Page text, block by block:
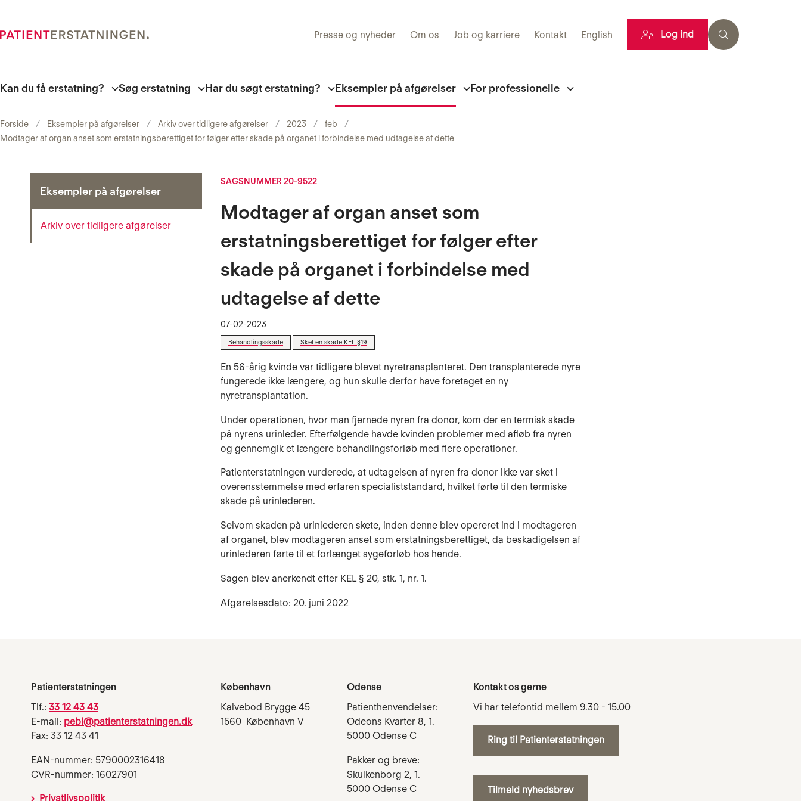
Presse og nyheder Om os Job og karriere Kontakt English Log ind
Kan du få erstatning? Søg erstatning Har du søgt erstatning? Eksempler på afgørelser For professionelle
Forside Eksempler på afgørelser Arkiv over tidligere afgørelser 2023
feb
Modtager af organ anset som erstatningsberettiget for følger efter skade på organet i forbindelse med udtagelse af dette
Eksempler på afgørelser
Arkiv over tidligere afgørelser
SAGSNUMMER 20-9522
Modtager af organ anset som
erstatningsberettiget for følger efter
skade på organet i forbindelse med
udtagelse af dette
07-02-2023
Behandlingsskade Sket en skade KEL §19
En 56-årig kvinde var tidligere blevet nyretransplanteret. Den transplanterede nyre
fungerede ikke længere, og hun skulle derfor have foretaget en ny
nyretransplantation.
Under operationen, hvor man fjernede nyren fra donor, kom der en termisk skade
på nyrens urinleder. Efterfølgende havde kvinden problemer med afløb fra nyren
og gennemgik et længere behandlingsforløb med flere operationer.
Patienterstatningen vurderede, at udtagelsen af nyren fra donor ikke var sket i
overensstemmelse med erfaren specialiststandard, hvilket førte til den termiske
skade på urinlederen.
Selvom skaden på urinlederen skete, inden denne blev opereret ind i modtageren
af organet, blev modtageren anset som erstatningsberettiget, da beskadigelsen af
urinlederen førte til et forlænget sygeforløb hos hende.
Sagen blev anerkendt efter KEL § 20, stk. 1, nr. 1.
Afgørelsesdato: 20. juni 2022
Patienterstatningen
Tlf.: 33 12 43 43
E-mail: pebl@patienterstatningen.dk
Fax: 33 12 43 41
EAN-nummer: 5790002316418
CVR-nummer: 16027901
Privatlivspolitik
København
Kalvebod Brygge 45
1560 København V
Odense
Patienthenvendelser:
Odeons Kvarter 8, 1.
5000 Odense C
Pakker og breve:
Skulkenborg 2, 1.
5000 Odense C
Kontakt os gerne
Vi har telefontid mellem 9.30 - 15.00
Ring til Patienterstatningen
Tilmeld nyhedsbrev